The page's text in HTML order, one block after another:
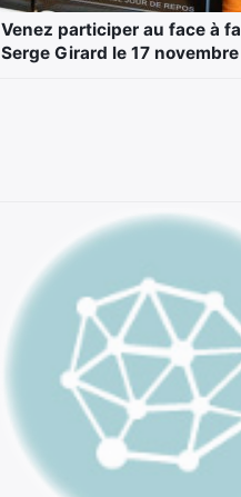
Venez participer au face à
Serge Girard le 17 novembre